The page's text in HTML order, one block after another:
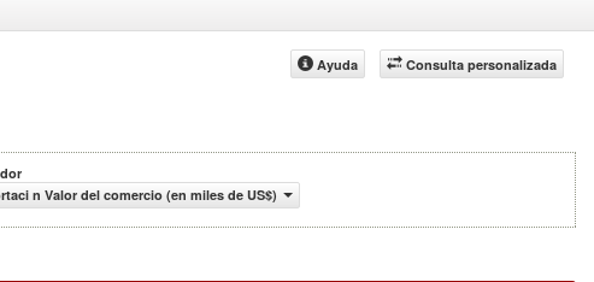
Consulta personalizada
Ayuda
n Valor del comercio (en miles de US$)